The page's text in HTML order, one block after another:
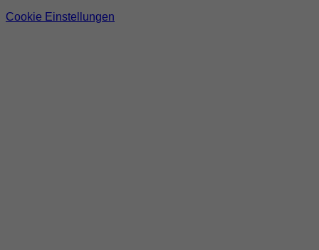
Cookie Einstellungen